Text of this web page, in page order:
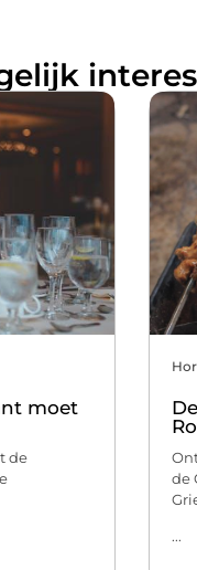
moet
de
de
...